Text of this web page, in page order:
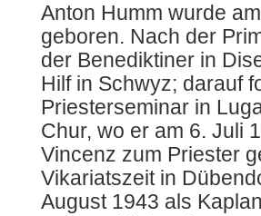
Anton Humm wurde
geboren. Nach der
der Benediktiner in
Hilf in Schwyz; darauf
Priesterseminar in
Chur, wo er am 6. Juli
Vincenz zum Priester
Vikariatszeit in
August 1943 als